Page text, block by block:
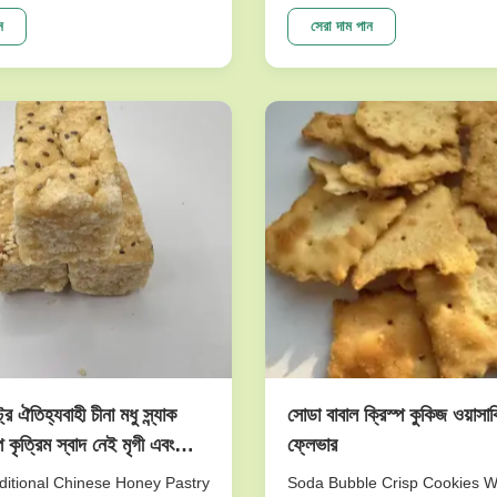
are roasted with our
the production line
Japan. We believe our
made of peanuts is cripsy
will give you joyful and
experience. This product is
সেরা দাম পান
ঐতিহ্যবাহী চীনা মধু স্ন্যাক
কৃত্রিম স্বাদ নেই মৃগী এবং
Chinese Honey Pastry
সোডা বাবাল ক্রিস্প কুকিজ
ফ্লেভার
Soda Bubble Crisp Cookies